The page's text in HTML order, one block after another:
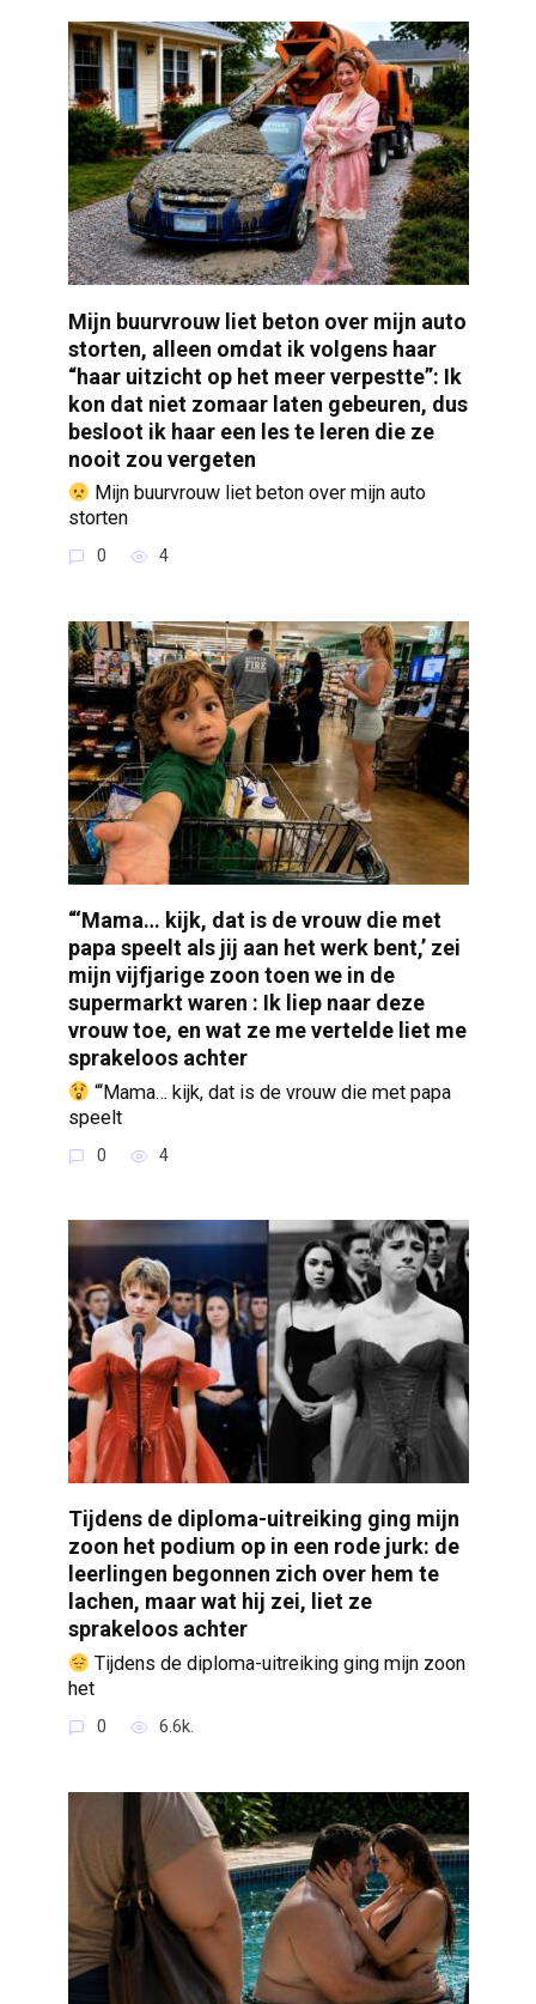
Mijn buurvrouw liet beton over mijn auto
storten, alleen omdat ik volgens haar
“haar uitzicht op het meer verpestte”: Ik
kon dat niet zomaar laten gebeuren, dus
besloot ik haar een les te leren die ze
nooit zou vergeten
Mijn buurvrouw liet beton over mijn auto
storten
0 4
“‘Mama… kijk, dat is de vrouw die met
papa speelt als jij aan het werk bent,’ zei
mijn vijfjarige zoon toen we in de
supermarkt waren : Ik liep naar deze
vrouw toe, en wat ze me vertelde liet me
sprakeloos achter
“‘Mama… kijk, dat is de vrouw die met papa
speelt
0 4
Tijdens de diploma-uitreiking ging mijn
zoon het podium op in een rode jurk: de
leerlingen begonnen zich over hem te
lachen, maar wat hij zei, liet ze
sprakeloos achter
Tijdens de diploma-uitreiking ging mijn zoon
het
0 6.6k.